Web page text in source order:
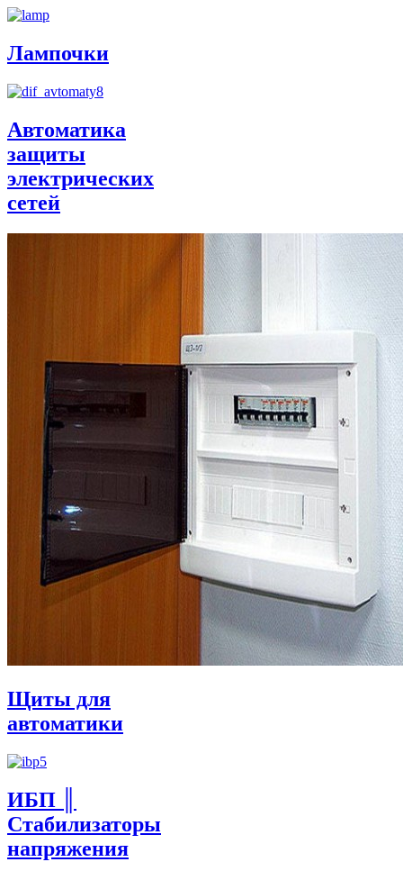
Лампочки
Автоматика
защиты
электрических
сетей
Щиты для
автоматики
ИБП ║
Стабилизаторы
напряжения